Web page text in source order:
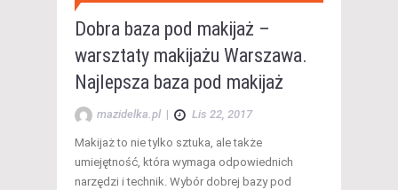
Dobra baza pod makijaż –
warsztaty makijażu Warszawa.
Najlepsza baza pod makijaż
mazidelka.pl | Lis 22, 2017
Makijaż to nie tylko sztuka, ale także
umiejętność, która wymaga odpowiednich
narzędzi i technik. Wybór dobrej bazy pod